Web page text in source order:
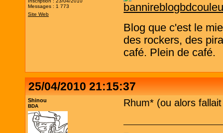
Messages : 1 773
Site Web
Blog que c'est le
des rockers, des
café. Plein de café.
25/04/2010 21:15:37
Shinou
BDA Rhum* (ou alors